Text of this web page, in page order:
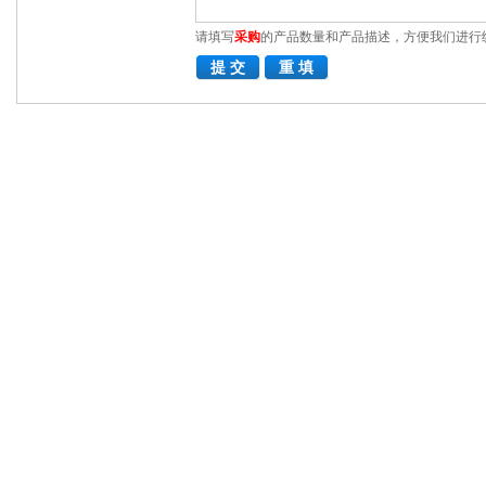
请填写采购的产品数量和产品描述，方便我们进行